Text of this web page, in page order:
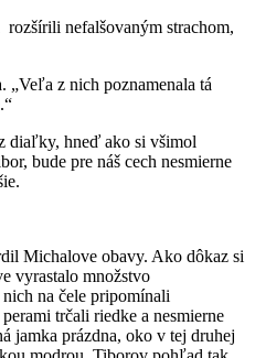
nefalšovaným strachom,
„Veľa z nich poznamenala tá
diaľky, hneď ako si všimol
bude pre náš cech nesmierne
Michalove obavy. Ako dôkaz si
vyrastalo množstvo
na čele pripomínali
trčali riedke a nesmierne
jamka prázdna, oko v tej druhej